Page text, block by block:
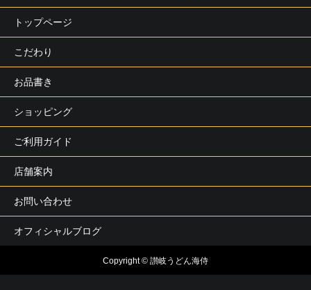
トップページ
こだわり
お品書き
ショッピング
ご利用ガイド
店舗案内
お問い合わせ
オフィシャルブログ
Copyright © 讃岐うどん海侍